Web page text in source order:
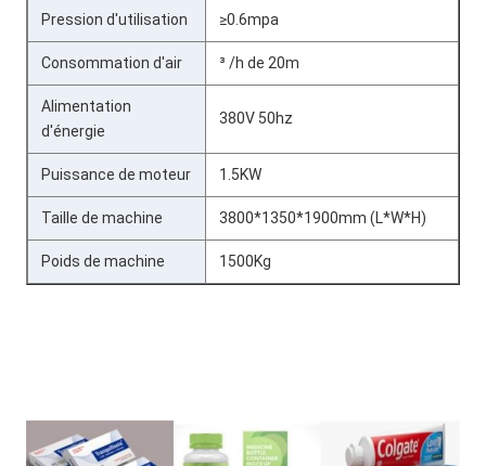
Pression d'utilisation ≥0.6mpa
Consommation d'air ³ /h de 20m
Alimentation
d'énergie
380V 50hz
Puissance de moteur 1.5KW
Taille de machine 3800*1350*1900mm (L*W*H)
Poids de machine 1500Kg